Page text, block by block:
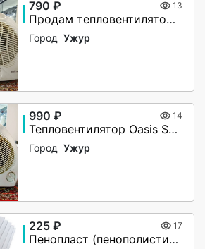
790 ₽ 13
Продам тепловентилятор Aceline FH-2000B
Город Ужур
990 ₽ 14
Тепловентилятор Oasis SB-20R
Город Ужур
225 ₽ 17
Пенопласт (пенополистирол) от производителя